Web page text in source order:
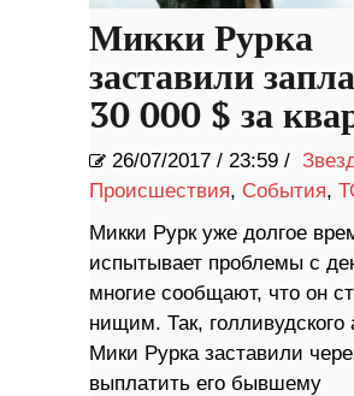
Микки Рурка
заставили
30 000 $ за
26/07/2017 / 23:59 /
Происшествия, События,
Микки Рурк уже долгое
испытывает проблемы с
многие сообщают, что он
нищим. Так, голливудского
Мики Рурка заставили
выплатить его бывшему